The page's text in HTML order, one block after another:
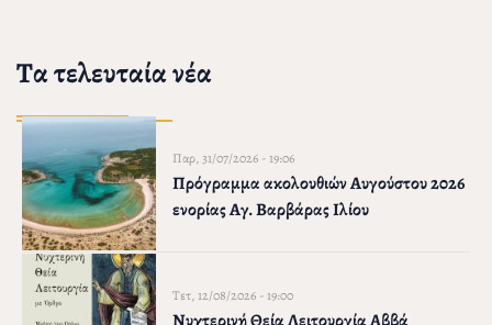
Τα τελευταία νέα
Παρ, 31/07/2026 - 19:06
Πρόγραμμα ακολουθιών Αυγούστου 2026
ενορίας Αγ. Βαρβάρας Ιλίου
Τετ, 12/08/2026 - 19:00